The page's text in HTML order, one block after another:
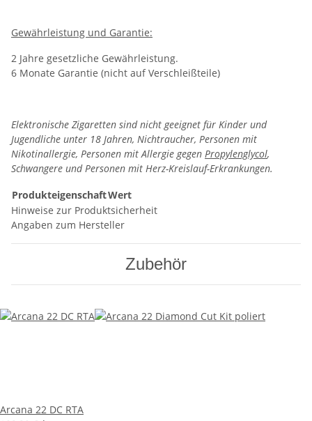
Gewährleistung und Garantie:
2 Jahre gesetzliche Gewährleistung.
6 Monate Garantie (nicht auf Verschleißteile)
Elektronische Zigaretten sind nicht geeignet für Kinder und
Jugendliche unter 18 Jahren, Nichtraucher, Personen mit
Nikotinallergie, Personen mit Allergie gegen Propylenglycol,
Schwangere und Personen mit Herz-Kreislauf-Erkrankungen.
ProdukteigenschaftWert
Hinweise zur Produktsicherheit
Angaben zum Hersteller
Zubehör
Arcana 22 DC RTA